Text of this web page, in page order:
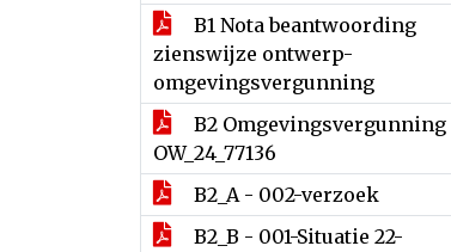
B1 Nota beantwoording
zienswijze ontwerp-
omgevingsvergunning
B2 Omgevingsvergunning
OW_24_77136
B2_A - 002-verzoek
B2_B - 001-Situatie 22-